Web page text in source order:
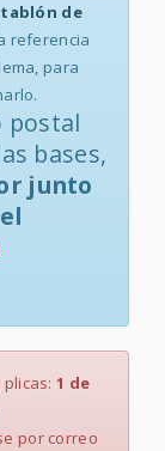
tablón de
referencia
para
postal
bases,
junto
plicas:1 de
por correo